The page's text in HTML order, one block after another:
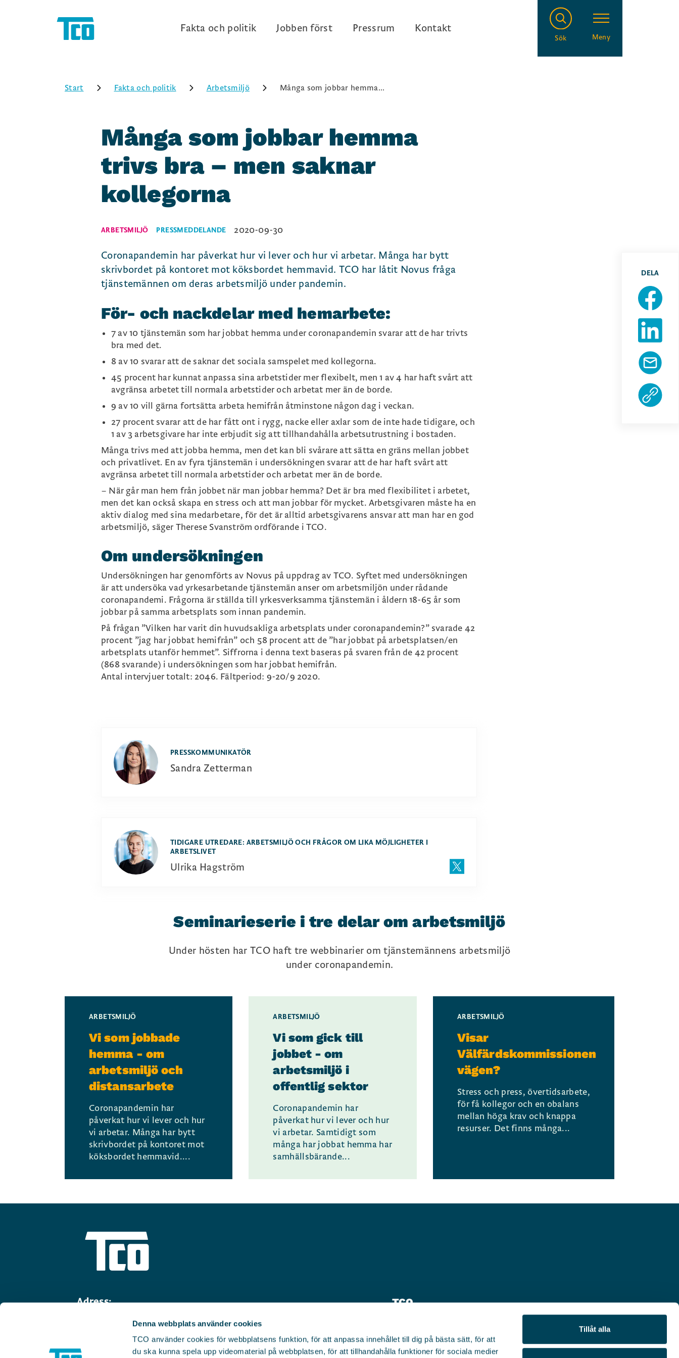
Denna webbplats använder cookies
TCO använder cookies för webbplatsens funktion, för att anpassa innehållet till dig på bästa sätt, för att
du ska kunna spela upp videomaterial på webbplatsen, för att tillhandahålla funktioner för sociala medier
Tillåt alla
Fakta och politik Jobben först Pressrum Kontakt
Sök Meny
Start Fakta och politik Arbetsmiljö Många som jobbar hemma...
DELA
Många som jobbar hemma
trivs bra – men saknar
kollegorna
ARBETSMILJÖ PRESSMEDDELANDE 2020-09-30
Coronapandemin har påverkat hur vi lever och hur vi arbetar. Många har bytt
skrivbordet på kontoret mot köksbordet hemmavid. TCO har låtit Novus fråga
tjänstemännen om deras arbetsmiljö under pandemin.
För- och nackdelar med hemarbete:
7 av 10 tjänstemän som har jobbat hemma under coronapandemin svarar att de har trivts
bra med det.
8 av 10 svarar att de saknar det sociala samspelet med kollegorna.
45 procent har kunnat anpassa sina arbetstider mer flexibelt, men 1 av 4 har haft svårt att
avgränsa arbetet till normala arbetstider och arbetat mer än de borde.
9 av 10 vill gärna fortsätta arbeta hemifrån åtminstone någon dag i veckan.
27 procent svarar att de har fått ont i rygg, nacke eller axlar som de inte hade tidigare, och
1 av 3 arbetsgivare har inte erbjudit sig att tillhandahålla arbetsutrustning i bostaden.
Många trivs med att jobba hemma, men det kan bli svårare att sätta en gräns mellan jobbet
och privatlivet. En av fyra tjänstemän i undersökningen svarar att de har haft svårt att
avgränsa arbetet till normala arbetstider och arbetat mer än de borde.
– När går man hem från jobbet när man jobbar hemma? Det är bra med flexibilitet i arbetet,
men det kan också skapa en stress och att man jobbar för mycket. Arbetsgivaren måste ha en
aktiv dialog med sina medarbetare, för det är alltid arbetsgivarens ansvar att man har en god
arbetsmiljö, säger Therese Svanström ordförande i TCO.
Om undersökningen
Undersökningen har genomförts av Novus på uppdrag av TCO. Syftet med undersökningen
är att undersöka vad yrkesarbetande tjänstemän anser om arbetsmiljön under rådande
coronapandemi. Frågorna är ställda till yrkesverksamma tjänstemän i åldern 18-65 år som
jobbar på samma arbetsplats som innan pandemin.
På frågan ”Vilken har varit din huvudsakliga arbetsplats under coronapandemin?” svarade 42
procent ”jag har jobbat hemifrån” och 58 procent att de ”har jobbat på arbetsplatsen/en
arbetsplats utanför hemmet”. Siffrorna i denna text baseras på svaren från de 42 procent
(868 svarande) i undersökningen som har jobbat hemifrån.
Antal intervjuer totalt: 2046. Fältperiod: 9-20/9 2020.
PRESSKOMMUNIKATÖR
Sandra Zetterman
TIDIGARE UTREDARE: ARBETSMILJÖ OCH FRÅGOR OM LIKA MÖJLIGHETER I
ARBETSLIVET
Ulrika Hagström
Seminarieserie i tre delar om arbetsmiljö
Under hösten har TCO haft tre webbinarier om tjänstemännens arbetsmiljö
under coronapandemin.
ARBETSMILJÖ
Vi som jobbade
hemma - om
arbetsmiljö och
distansarbete
Coronapandemin har
påverkat hur vi lever och hur
vi arbetar. Många har bytt
skrivbordet på kontoret mot
köksbordet hemmavid....
ARBETSMILJÖ
Vi som gick till
jobbet - om
arbetsmiljö i
offentlig sektor
Coronapandemin har
påverkat hur vi lever och hur
vi arbetar. Samtidigt som
många har jobbat hemma har
samhällsbärande...
ARBETSMILJÖ
Visar
Välfärdskommissionen
vägen?
Stress och press, övertidsarbete,
för få kollegor och en obalans
mellan höga krav och knappa
resurser. Det finns många...
Adress:
114 47 Stockholm
Telefon:
08-782 91 00
TCO
Kontakt